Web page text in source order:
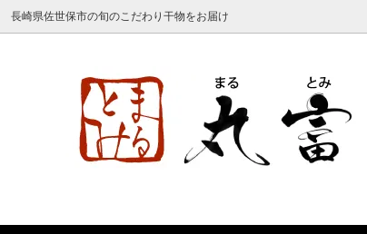
長崎県佐世保市の旬のこだわり干物をお届け